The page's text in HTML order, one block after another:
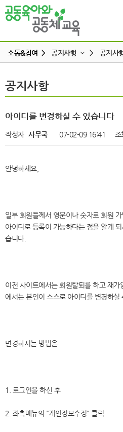
하위메뉴
하위메뉴
소통&참여 > 공지사항 >
터전 소식
교사모집/교사구직
공지사
공지사항
아이디를 변경하실 수 있습니다
작성자 사무국 07-02-09 16:41 조
안녕하세요,
일부 회원들께서 영문이나 숫자로 회원
아이디로 등록이 가능하다는 점을 알게
습니다.
이전 사이트에서는 회원탈퇴를 하고 재
에서는 본인이 스스로 아이디를 변경하실
변경하시는 방법은
1. 로그인을 하신 후
2. 좌측메뉴의 "개인정보수정" 클릭